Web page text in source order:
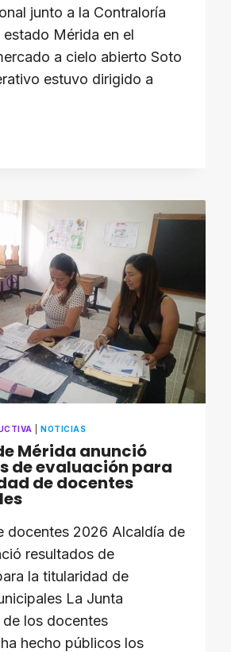
junto a la Contraloría
estado Mérida en el
a cielo abierto Soto
estuvo dirigido a
NOTICIAS
Mérida anunció
de evaluación para
de docentes
docentes 2026 Alcaldía de
resultados de
la titularidad de
La Junta
los docentes
hecho públicos los